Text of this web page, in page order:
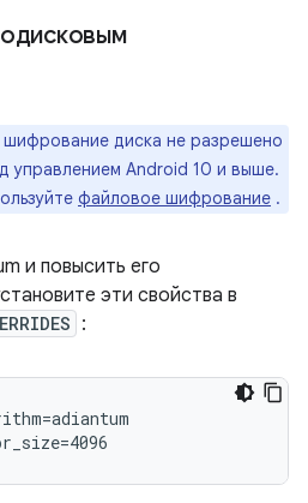
диска не разрешено
управлением Android 10 и выше.
файловое шифрование .
и повысить его
эти свойства в
: